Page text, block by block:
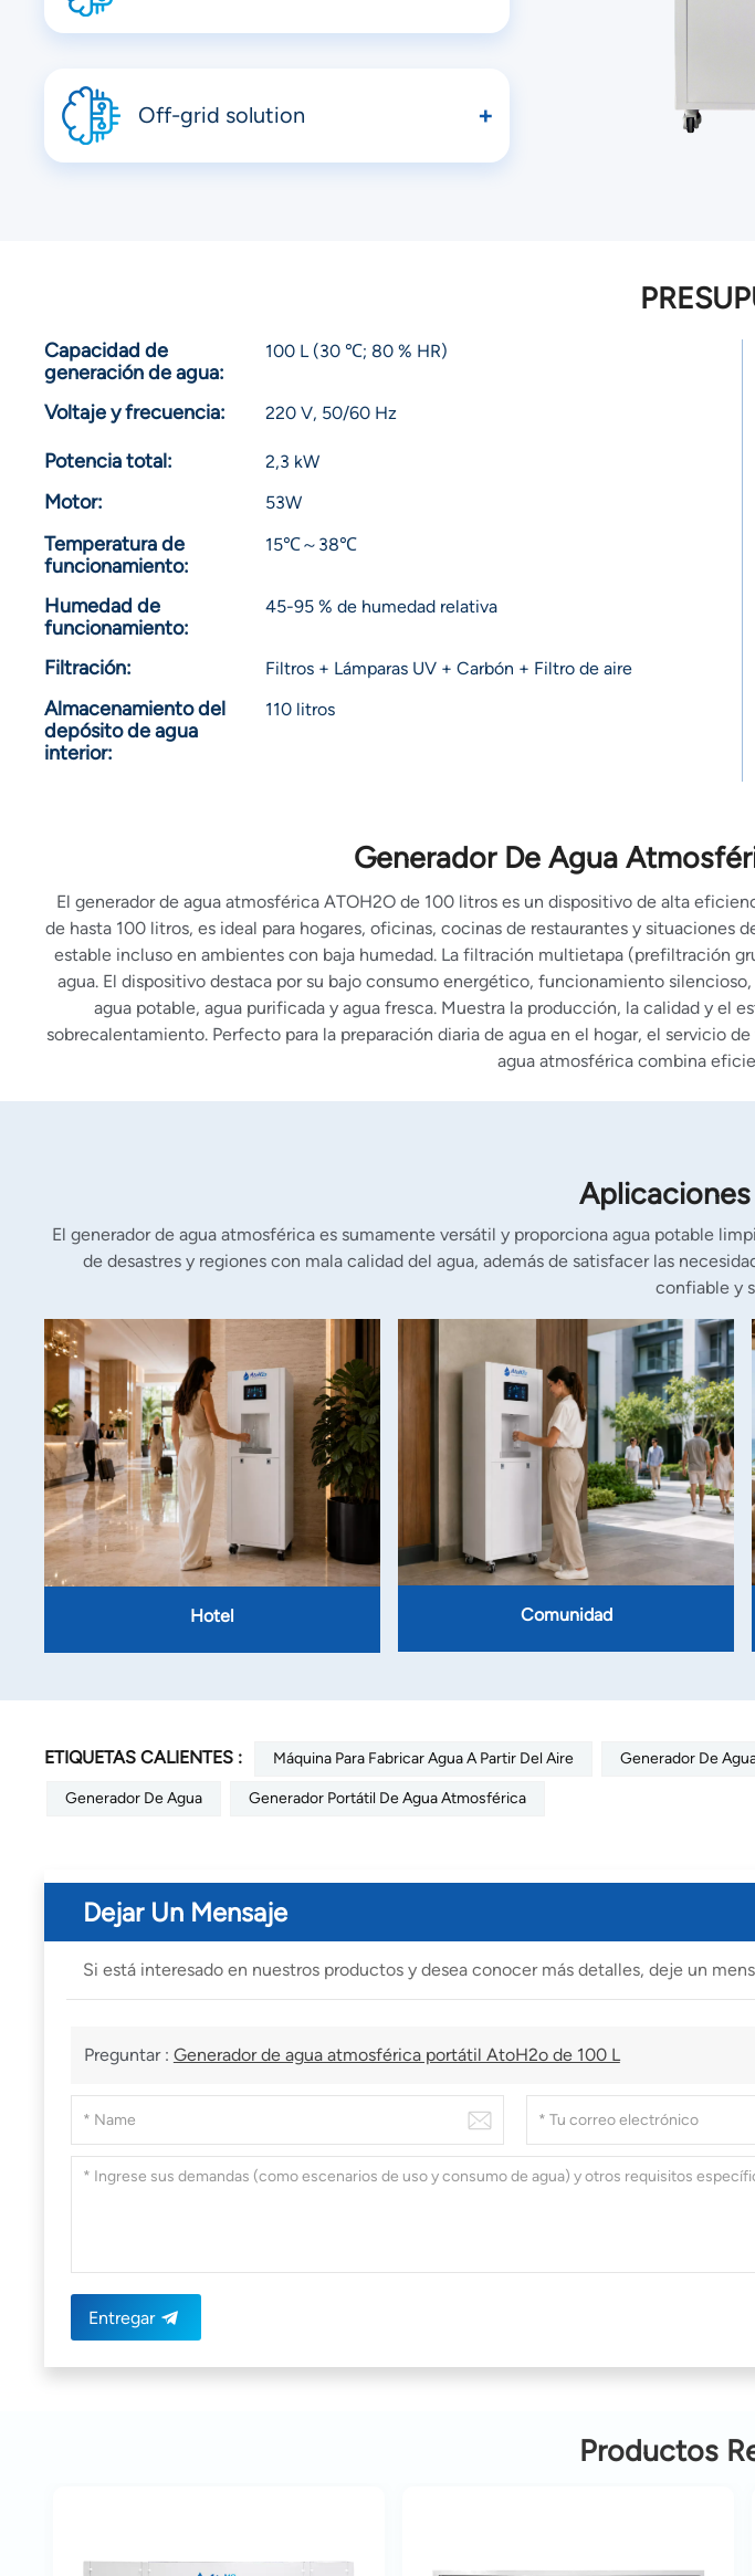
In a wide range of climate and humidity conditions:
Off-grid solution
no plumbing or municipal infrastructure needed
Capacidad de
generación de agua:
100 L (30 ℃; 80 % HR)
Voltaje y frecuencia: 220 V, 50/60 Hz
Potencia total: 2,3 kW
Motor: 53W
Temperatura de
funcionamiento:
15℃～38℃
Humedad de
funcionamiento:
45-95 % de humedad relativa
Filtración: Filtros + Lámparas UV + Carbón + Filtro de aire
Almacenamiento del
depósito de agua
interior:
110 litros
Generador De Agua
El generador de agua atmosférica ATOH2O de 100 litros es un dispositivo de alta
de hasta 100 litros, es ideal para hogares, oficinas, cocinas de restaurantes y
estable incluso en ambientes con baja humedad. La filtración multietapa (prefiltración
agua. El dispositivo destaca por su bajo consumo energético, funcionamiento
agua potable, agua purificada y agua fresca. Muestra la producción, la calidad y el
sobrecalentamiento. Perfecto para la preparación diaria de agua en el hogar, el servicio
agua atmosférica combina
El generador de agua atmosférica es sumamente versátil y proporciona agua potable
de desastres y regiones con mala calidad del agua, además de satisfacer las
confiable y
Hotel Comunidad
ETIQUETAS CALIENTES : Máquina Para Fabricar Agua A Partir Del Aire Generador De
Generador De Agua Generador Portátil De Agua Atmosférica
Dejar Un Mensaje
Si está interesado en nuestros productos y desea conocer más detalles, deje un
Preguntar : Generador de agua atmosférica portátil AtoH2o de 100 L
Entregar
Productos